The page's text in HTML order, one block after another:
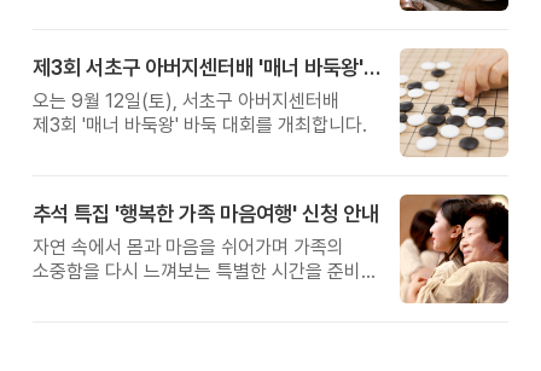
제3회 서초구 아버지센터배 '매너 바둑왕' 대회
오는 9월 12일(토), 서초구 아버지센터배
제3회 '매너 바둑왕' 바둑 대회를 개최합니다.
추석 특집 '행복한 가족 마음여행' 신청 안내
자연 속에서 몸과 마음을 쉬어가며 가족의
소중함을 다시 느껴보는 특별한 시간을 준비해